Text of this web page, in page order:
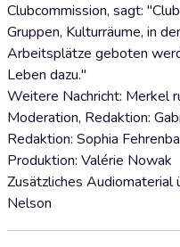
Clubcommission, sagt:
Gruppen, Kulturräume, in
Arbeitsplätze geboten
Leben dazu."
Weitere Nachricht: Merkel
Moderation, Redaktion:
Redaktion: Sophia
Produktion: Valérie Nowak
Zusätzliches
Nelson